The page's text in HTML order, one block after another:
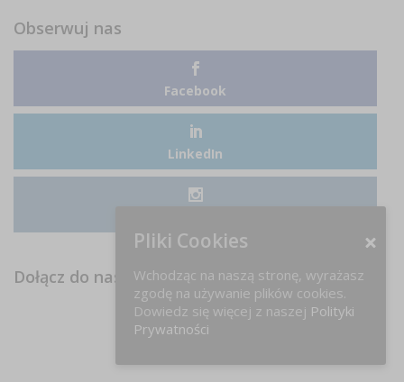
Obserwuj nas
Facebook
LinkedIn
Dołącz do nas na FB!
Pliki Cookies
Wchodząc na naszą stronę, wyrażasz
zgodę na używanie plików cookies.
Dowiedz się więcej z naszej Polityki
Prywatności